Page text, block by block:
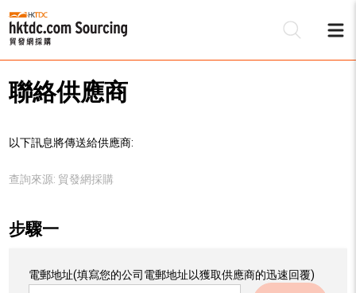
聯絡供應商
以下訊息將傳送給供應商:
查詢來源: 貿發網採購
步驟一
電郵地址(填寫您的公司電郵地址以獲取供應商的迅速回覆)